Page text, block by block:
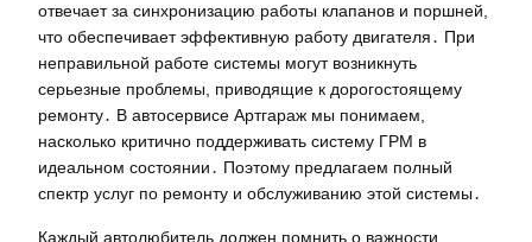
отвечает за синхронизацию работы клапанов и поршней,
что обеспечивает эффективную работу двигателя․ При
неправильной работе системы могут возникнуть
серьезные проблемы, приводящие к дорогостоящему
ремонту․ В автосервисе Артгараж мы понимаем,
насколько критично поддерживать систему ГРМ в
идеальном состоянии․ Поэтому предлагаем полный
спектр услуг по ремонту и обслуживанию этой системы․
Каждый автолюбитель должен помнить о важности